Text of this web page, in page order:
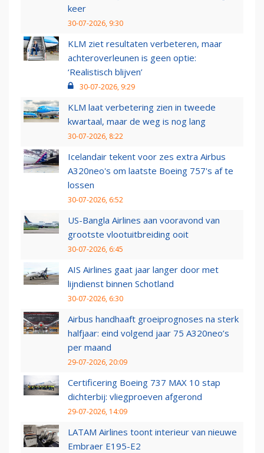
keer
30-07-2026, 9:30
KLM ziet resultaten verbeteren, maar
achteroverleunen is geen optie:
‘Realistisch blijven’
30-07-2026, 9:29
KLM laat verbetering zien in tweede
kwartaal, maar de weg is nog lang
30-07-2026, 8:22
Icelandair tekent voor zes extra Airbus
A320neo's om laatste Boeing 757's af te
lossen
30-07-2026, 6:52
US-Bangla Airlines aan vooravond van
grootste vlootuitbreiding ooit
30-07-2026, 6:45
AIS Airlines gaat jaar langer door met
lijndienst binnen Schotland
30-07-2026, 6:30
Airbus handhaaft groeiprognoses na sterk
halfjaar: eind volgend jaar 75 A320neo’s
per maand
29-07-2026, 20:09
Certificering Boeing 737 MAX 10 stap
dichterbij: vliegproeven afgerond
29-07-2026, 14:09
LATAM Airlines toont interieur van nieuwe
Embraer E195-E2